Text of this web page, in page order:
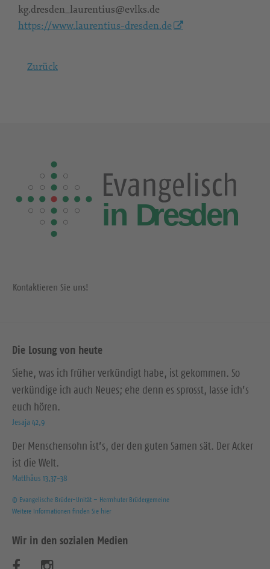
kg.dresden_laurentius@evlks.de
https://www.laurentius-dresden.de
Zurück
Kontaktieren Sie uns!
Die Losung von heute
Siehe, was ich früher verkündigt habe, ist gekommen. So
verkündige ich auch Neues; ehe denn es sprosst, lasse ich’s
euch hören.
Jesaja 42,9
Der Menschensohn ist’s, der den guten Samen sät. Der Acker
ist die Welt.
Matthäus 13,37-38
© Evangelische Brüder-Unität – Herrnhuter Brüdergemeine
Weitere Informationen finden Sie hier
Wir in den sozialen Medien